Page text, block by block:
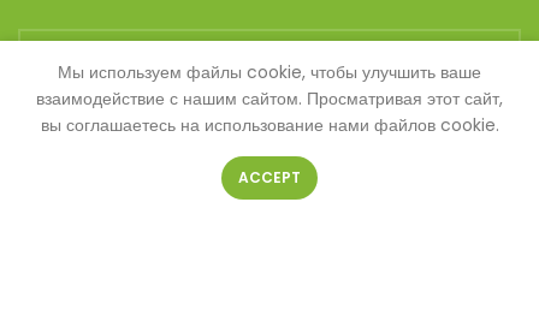
Ваше имя
Мы используем файлы cookie, чтобы улучшить ваше
взаимодействие с нашим сайтом. Просматривая этот сайт,
вы соглашаетесь на использование нами файлов cookie.
ACCEPT